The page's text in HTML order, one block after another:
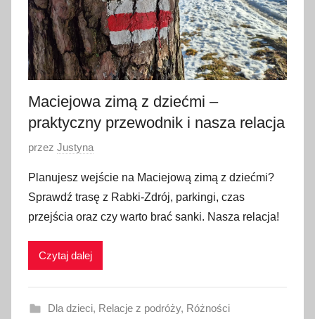
w
c
a
2
2
6
Maciejowa zimą z dziećmi –
praktyczny przewodnik i nasza relacja
O
u
b
l
i
a
przez Justyna
Planujesz wejście na Maciejową zimą z dziećmi?
Sprawdź trasę z Rabki-Zdrój, parkingi, czas
przejścia oraz czy warto brać sanki. Nasza relacja!
Czytaj dalej
Dla dzieci, Relacje z podróży, Różności